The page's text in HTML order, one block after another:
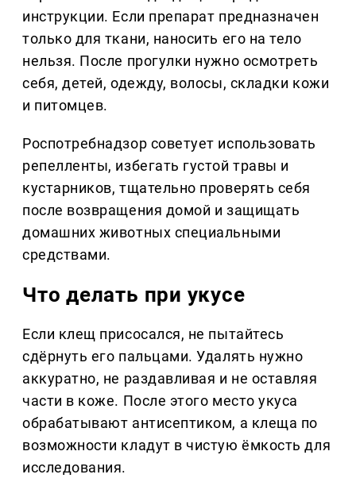
инструкции. Если препарат предназначен
только для ткани, наносить его на тело
нельзя. После прогулки нужно осмотреть
себя, детей, одежду, волосы, складки кожи
и питомцев.
Роспотребнадзор советует использовать
репелленты, избегать густой травы и
кустарников, тщательно проверять себя
после возвращения домой и защищать
домашних животных специальными
средствами.
Что делать при укусе
Если клещ присосался, не пытайтесь
сдёрнуть его пальцами. Удалять нужно
аккуратно, не раздавливая и не оставляя
части в коже. После этого место укуса
обрабатывают антисептиком, а клеща по
возможности кладут в чистую ёмкость для
исследования.